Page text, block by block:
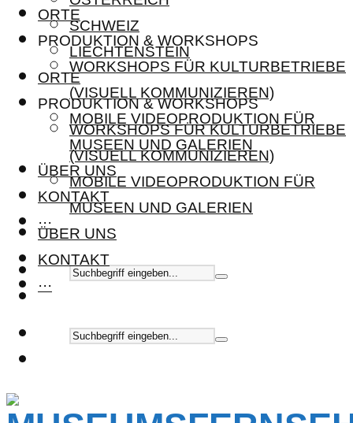
ORTE
PRODUKTION & WORKSHOPS
WORKSHOPS FÜR KULTURBETRIEBE
(VISUELL KOMMUNIZIEREN)
MOBILE VIDEOPRODUKTION FÜR
MUSEEN UND GALERIEN
ÜBER UNS
KONTAKT
···
SCHWEIZ
LIECHTENSTEIN
ORTE
PRODUKTION & WORKSHOPS
WORKSHOPS FÜR KULTURBETRIEBE
(VISUELL KOMMUNIZIEREN)
MOBILE VIDEOPRODUKTION FÜR
MUSEEN UND GALERIEN
ÜBER UNS
KONTAKT
···